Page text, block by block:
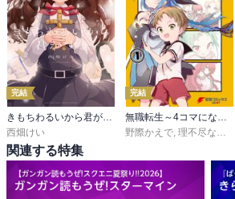
完結
西畑けい
完結
野際かえで 理不尽な孫の手
関連する特集